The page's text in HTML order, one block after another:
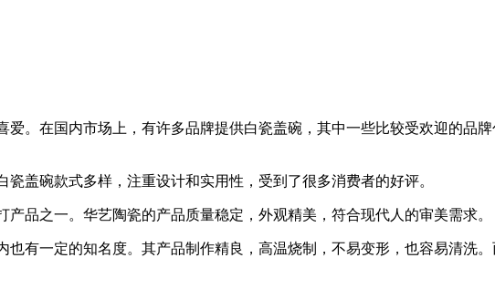
。在国内市场上，有许多品牌提供白瓷盖碗，其中一些比较受欢迎的品
盖碗款式多样，注重设计和实用性，受到了很多消费者的好评。
品之一。华艺陶瓷的产品质量稳定，外观精美，符合现代人的审美需求。
有一定的知名度。其产品制作精良，高温烧制，不易变形，也容易清洗